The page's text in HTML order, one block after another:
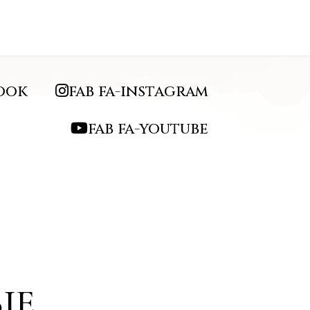
fab fa-instagram
fab fa-youtube